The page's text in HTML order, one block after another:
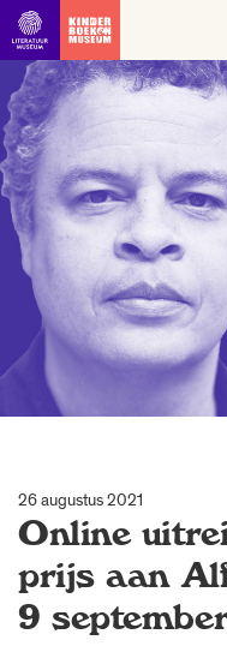
Ga direct naar inhoud
26 augustus 2021
Online
prijs aan
9